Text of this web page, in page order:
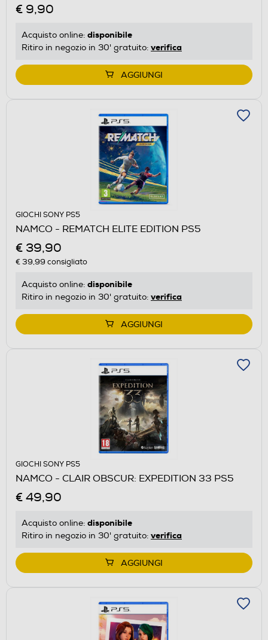
€ 9,90
Acquisto online: disponibile
Ritiro in negozio in 30' gratuito: verifica
AGGIUNGI
GIOCHI SONY PS5
NAMCO - REMATCH ELITE EDITION PS5
€ 39,90
€ 39,99 consigliato
Acquisto online: disponibile
Ritiro in negozio in 30' gratuito: verifica
AGGIUNGI
GIOCHI SONY PS5
NAMCO - CLAIR OBSCUR: EXPEDITION 33 PS5
€ 49,90
Acquisto online: disponibile
Ritiro in negozio in 30' gratuito: verifica
AGGIUNGI